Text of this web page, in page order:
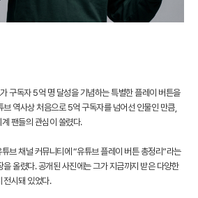
구독자 5억 명 달성을 기념하는 특별한 플레이 버튼을
역사상 처음으로 5억 구독자를 넘어선 인물인 만큼,
팬들의 관심이 쏠렸다.
브 채널 커뮤니티에 “유튜브 플레이 버튼 총정리”라는
올렸다. 공개된 사진에는 그가 지금까지 받은 다양한
전시돼 있었다.